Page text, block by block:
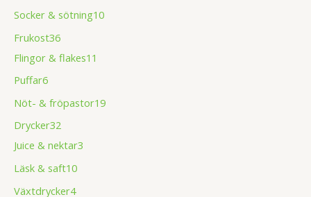
Socker & sötning10
Frukost36
Flingor & flakes11
Puffar6
Nöt- & fröpastor19
Drycker32
Juice & nektar3
Läsk & saft10
Växtdrycker4